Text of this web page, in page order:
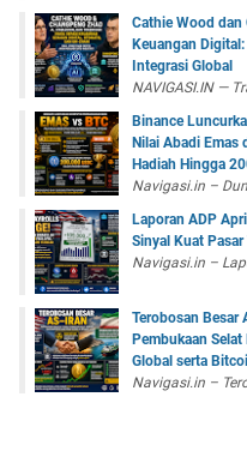
Cathie Wood dan
Keuangan
Integrasi Global
NAVIGASI.IN —
Binance
Nilai Abadi Emas
Hadiah Hingga
Navigasi.in –
Laporan ADP
Sinyal Kuat
Navigasi.in –
Terobosan Besar
Pembukaan
Global serta
Navigasi.in –